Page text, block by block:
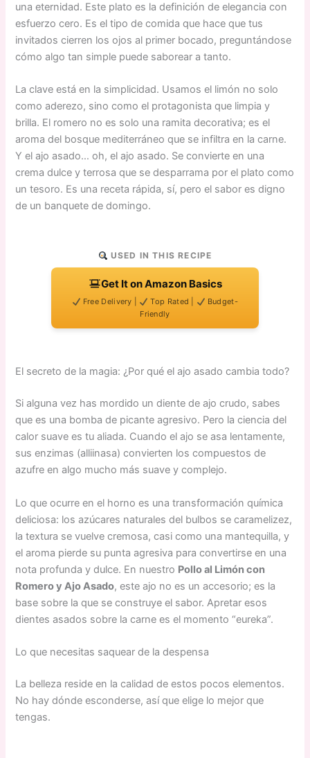
una eternidad. Este plato es la definición de elegancia con
esfuerzo cero. Es el tipo de comida que hace que tus
invitados cierren los ojos al primer bocado, preguntándose
cómo algo tan simple puede saborear a tanto.
La clave está en la simplicidad. Usamos el limón no solo
como aderezo, sino como el protagonista que limpia y
brilla. El romero no es solo una ramita decorativa; es el
aroma del bosque mediterráneo que se infiltra en la carne.
Y el ajo asado… oh, el ajo asado. Se convierte en una
crema dulce y terrosa que se desparrama por el plato como
un tesoro. Es una receta rápida, sí, pero el sabor es digno
de un banquete de domingo.
USED IN THIS RECIPE
Get It on Amazon Basics
Free Delivery | Top Rated |
Budget-
Friendly
El secreto de la magia: ¿Por qué el ajo asado cambia todo?
Si alguna vez has mordido un diente de ajo crudo, sabes
que es una bomba de picante agresivo. Pero la ciencia del
calor suave es tu aliada. Cuando el ajo se asa lentamente,
sus enzimas (alliinasa) convierten los compuestos de
azufre en algo mucho más suave y complejo.
Lo que ocurre en el horno es una transformación química
deliciosa: los azúcares naturales del bulbos se caramelizez,
la textura se vuelve cremosa, casi como una mantequilla, y
el aroma pierde su punta agresiva para convertirse en una
nota profunda y dulce. En nuestro Pollo al Limón con
Romero y Ajo Asado, este ajo no es un accesorio; es la
base sobre la que se construye el sabor. Apretar esos
dientes asados sobre la carne es el momento “eureka”.
Lo que necesitas saquear de la despensa
La belleza reside en la calidad de estos pocos elementos.
No hay dónde esconderse, así que elige lo mejor que
tengas.